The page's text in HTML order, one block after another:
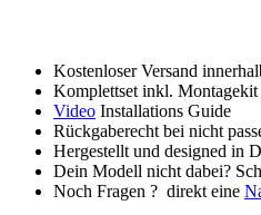
Kostenloser Versand
Komplettset inkl.
Video Installations Guide
Rückgaberecht bei nicht
Hergestellt und designed in
Dein Modell nicht dabei?
Noch Fragen ? direkt eine